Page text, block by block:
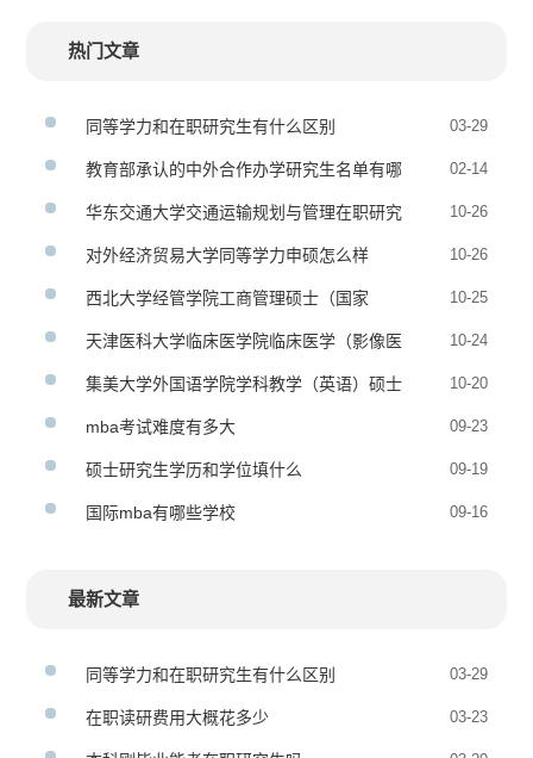
热门文章
同等学力和在职研究生有什么区别 03-29
教育部承认的中外合作办学研究生名单有哪
些
02-14
华东交通大学交通运输规划与管理在职研究
生招生简章
10-26
对外经济贸易大学同等学力申硕怎么样 10-26
西北大学经管学院工商管理硕士（国家
MBA）全日制研究生招生简章
10-25
天津医科大学临床医学院临床医学（影像医
学与核医学方向）在职研究生招生简章
10-24
集美大学外国语学院学科教学（英语）硕士
非全日制研究生招生简章
10-20
mba考试难度有多大 09-23
硕士研究生学历和学位填什么 09-19
国际mba有哪些学校 09-16
最新文章
同等学力和在职研究生有什么区别 03-29
在职读研费用大概花多少 03-23